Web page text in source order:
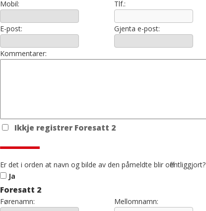
Mobil: Tlf.:
E-post: Gjenta e-post:
Kommentarer:
Ikkje registrer Foresatt 2
Er det i orden at navn og bilde av den påmeldte blir offentliggjort?
Ja
Foresatt 2
Førenamn: Mellomnamn: